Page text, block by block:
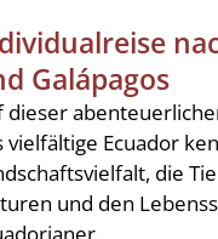
Galápagos
dieser
vielfältige Ecuador
die
und den